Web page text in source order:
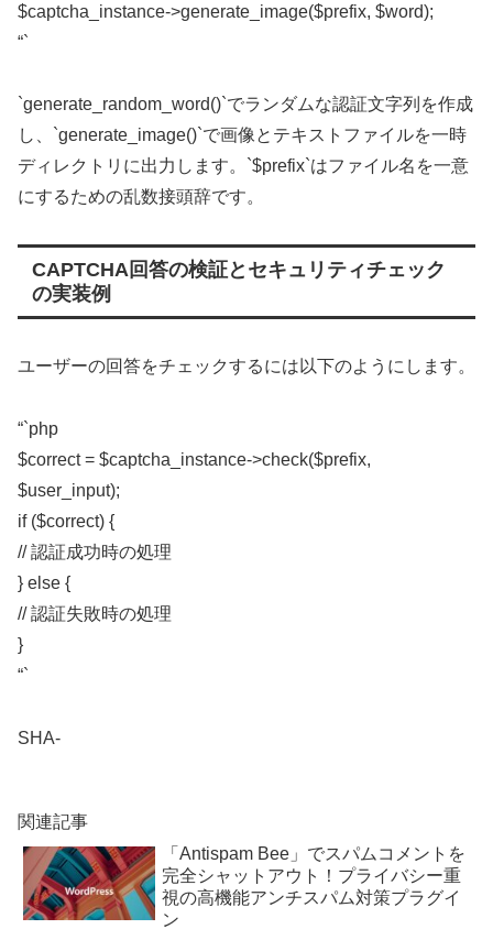
$captcha_instance->generate_image($prefix, $word);
“`
`generate_random_word()`でランダムな認証文字列を作成
し、`generate_image()`で画像とテキストファイルを一時
ディレクトリに出力します。`$prefix`はファイル名を一意
にするための乱数接頭辞です。
CAPTCHA回答の検証とセキュリティチェック
の実装例
ユーザーの回答をチェックするには以下のようにします。
“`php
$correct = $captcha_instance->check($prefix,
$user_input);
if ($correct) {
// 認証成功時の処理
} else {
// 認証失敗時の処理
}
“`
SHA-
関連記事
「Antispam Bee」でスパムコメントを
完全シャットアウト！プライバシー重
視の高機能アンチスパム対策プラグイ
ン